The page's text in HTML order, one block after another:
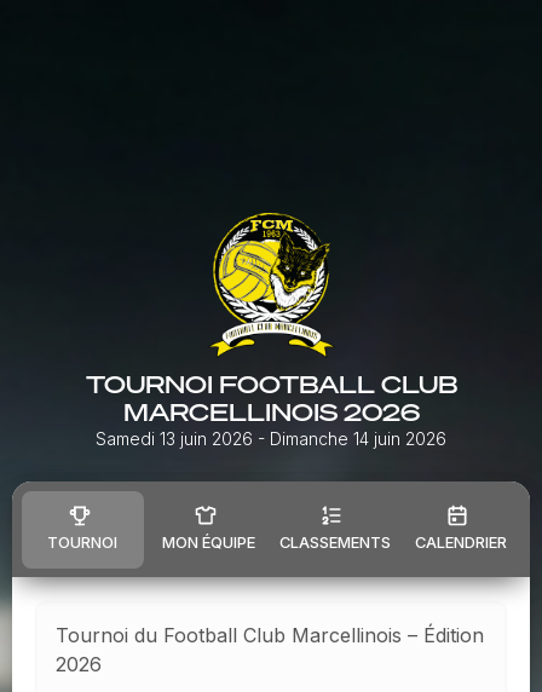
TOURNOI FOOTBALL CLUB
MARCELLINOIS 2026
Samedi 13 juin 2026 - Dimanche 14 juin 2026
TOURNOI MON ÉQUIPE CLASSEMENTS CALENDRIER
Tournoi du Football Club Marcellinois – Édition
2026